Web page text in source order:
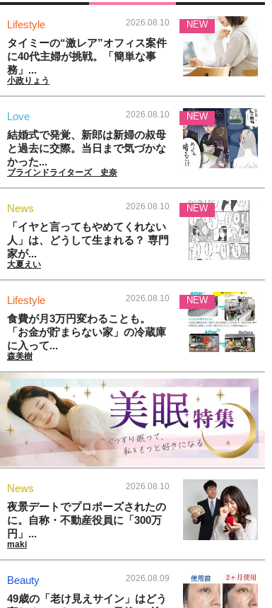
Lifestyle 2026.08.10
タイミーの“激レア”オフィス案件
に40代主婦が挑戦。「簡単な事
務」...
小政りょう
NEW
Love 2026.08.10
結婚式で発覚、新郎は新婦の叔母
と過去に交際。当日まで気づかな
かった...
ブラインドライターズ 史奈
NEW
News 2026.08.10
「イヤと言ってもやめてくれない
人」は、どうして生まれる？ 専門
家が...
大夏えい
NEW
Lifestyle 2026.08.10
食費が月3万円変わることも。
「お金が貯まらない家」の冷蔵庫
に入って...
森美樹
NEW
News 2026.08.10
夜景デートでプロポーズされたの
に。自称・不動産役員に「300万
円」...
maki
Beauty 2026.08.09
49歳の「老け見えサイン」はどう